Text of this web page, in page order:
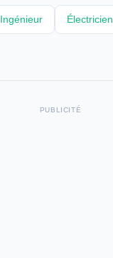
Ingénieur Électricien
PUBLICITÉ